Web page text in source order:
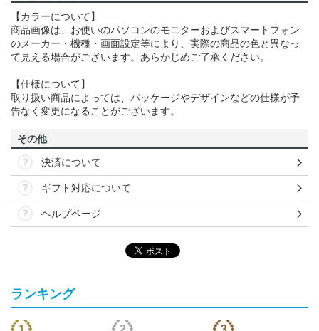
【カラーについて】
商品画像は、お使いのパソコンのモニターおよびスマートフォン
のメーカー・機種・画面設定等により、実際の商品の色と異なっ
て見える場合がございます。あらかじめご了承ください。
【仕様について】
取り扱い商品によっては、パッケージやデザインなどの仕様が予
告なく変更になることがございます。
その他
決済について
ギフト対応について
ヘルプページ
ランキング